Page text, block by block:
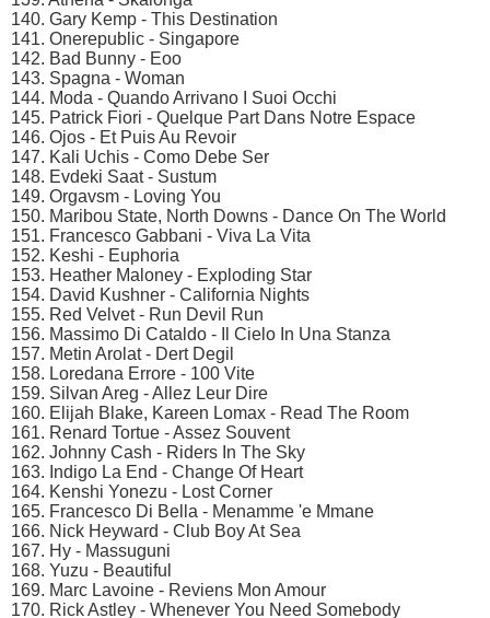
140. Gary Kemp - This Destination
141. Onerepublic - Singapore
142. Bad Bunny - Eoo
143. Spagna - Woman
144. Moda - Quando Arrivano I Suoi Occhi
145. Patrick Fiori - Quelque Part Dans Notre Espace
146. Ojos - Et Puis Au Revoir
147. Kali Uchis - Como Debe Ser
148. Evdeki Saat - Sustum
149. Orgavsm - Loving You
150. Maribou State, North Downs - Dance On The World
151. Francesco Gabbani - Viva La Vita
152. Keshi - Euphoria
153. Heather Maloney - Exploding Star
154. David Kushner - California Nights
155. Red Velvet - Run Devil Run
156. Massimo Di Cataldo - Il Cielo In Una Stanza
157. Metin Arolat - Dert Degil
158. Loredana Errore - 100 Vite
159. Silvan Areg - Allez Leur Dire
160. Elijah Blake, Kareen Lomax - Read The Room
161. Renard Tortue - Assez Souvent
162. Johnny Cash - Riders In The Sky
163. Indigo La End - Change Of Heart
164. Kenshi Yonezu - Lost Corner
165. Francesco Di Bella - Menamme 'e Mmane
166. Nick Heyward - Club Boy At Sea
167. Hy - Massuguni
168. Yuzu - Beautiful
169. Marc Lavoine - Reviens Mon Amour
170. Rick Astley - Whenever You Need Somebody